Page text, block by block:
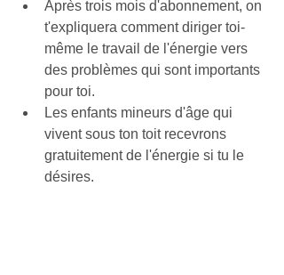
Après trois mois d'abonnement, on
t'expliquera comment diriger toi-
même le travail de l'énergie vers
des problèmes qui sont importants
pour toi.
Les enfants mineurs d'âge qui
vivent sous ton toit recevrons
gratuitement de l'énergie si tu le
désires.